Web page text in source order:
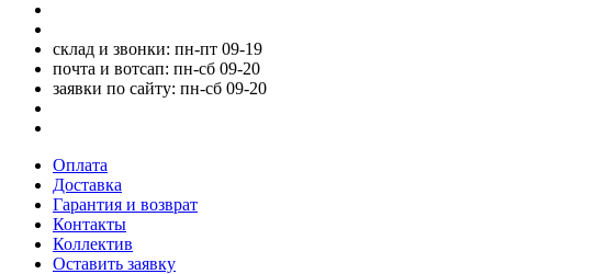
склад и звонки: пн-пт 09-19
почта и вотсап: пн-сб 09-20
заявки по сайту: пн-сб 09-20
Оплата
Доставка
Гарантия и возврат
Контакты
Коллектив
Оставить заявку